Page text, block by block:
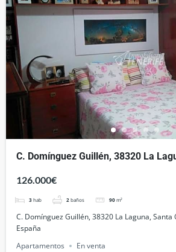
C. Domínguez Guillén, 38320 La
126.000€
3 hab 2 baños 90 m²
C. Domínguez Guillén, 38320 La Laguna, Santa
España
Apartamentos
En venta